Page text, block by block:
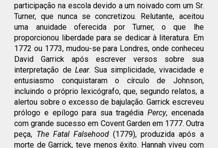
participação na escola devido a um noivado com um Sr.
Turner, que nunca se concretizou. Relutante, aceitou
uma anuidade oferecida por Turner, o que lhe
proporcionou liberdade para se dedicar à literatura. Em
1772 ou 1773, mudou-se para Londres, onde conheceu
David Garrick após escrever versos sobre sua
interpretação deLear. Sua simplicidade, vivacidade e
entusiasmo conquistaram o círculo de Johnson,
incluindo o próprio lexicógrafo, que, segundo relatos, a
alertou sobre o excesso de bajulação. Garrick escreveu
prólogo e epílogo para sua tragédia Percy, encenada
com grande sucesso em Covent Garden em 1777. Outra
peça, The Fatal Falsehood(1779), produzida após a
morte de Garrick, teve menos êxito. Hannah viveu com